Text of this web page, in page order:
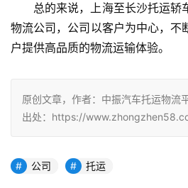
总的来说，上海至长沙托运轿
物流公司，公司以客户为中心，不
户提供高品质的物流运输体验。
原创文章，作者：中振汽车托运物流
出处：https://
公司 托运